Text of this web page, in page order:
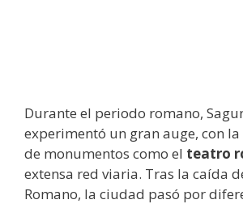
Durante el periodo romano,
experimentó un gran auge, con
de monumentos como el teatro
extensa red viaria. Tras la caída
Romano, la ciudad pasó por